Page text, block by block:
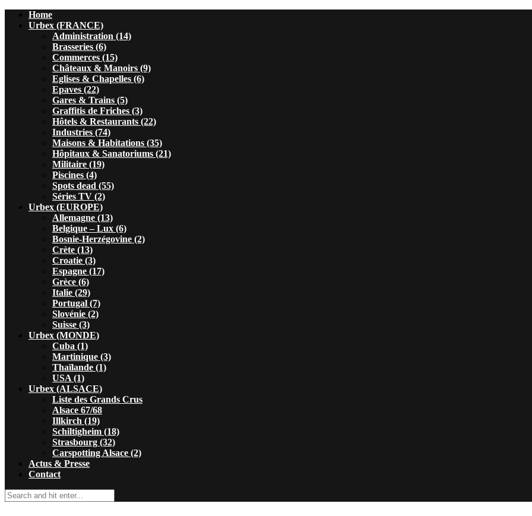
Home
Urbex (FRANCE)
Administration (14)
Brasseries (6)
Commerces (15)
Châteaux & Manoirs (9)
Eglises & Chapelles (6)
Epaves (22)
Gares & Trains (5)
Graffitis de Friches (3)
Hôtels & Restaurants (22)
Industries (74)
Maisons & Habitations (35)
Hôpitaux & Sanatoriums (21)
Militaire (19)
Piscines (4)
Spots dead (55)
Séries TV (2)
Urbex (EUROPE)
Allemagne (13)
Belgique – Lux (6)
Bosnie-Herzégovine (2)
Crète (13)
Croatie (3)
Espagne (17)
Grèce (6)
Italie (29)
Portugal (7)
Slovénie (2)
Suisse (3)
Urbex (MONDE)
Cuba (1)
Martinique (3)
Thaïlande (1)
USA (1)
Urbex (ALSACE)
Liste des Grands Crus
Alsace 67/68
Illkirch (19)
Schiltigheim (18)
Strasbourg (32)
Carspotting Alsace (2)
Actus & Presse
Contact